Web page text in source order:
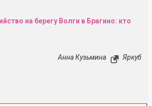
на берегу Волги в Брагино: кто
Анна Кузьмина Яркуб